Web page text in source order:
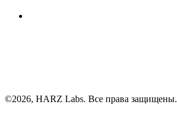
©2026, HARZ Labs. Все права защищены.